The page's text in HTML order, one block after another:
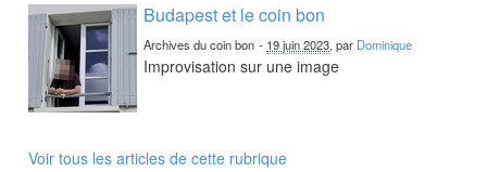
Budapest et le coin bon
Archives du coin bon - 19 juin 2023, par Dominique
Improvisation sur une image
Voir tous les articles de cette rubrique